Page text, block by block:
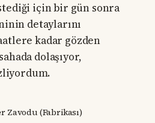
için bir gün sonra
detaylarını
kadar gözden
dolaşıyor,
Zavodu (Fabrikası)